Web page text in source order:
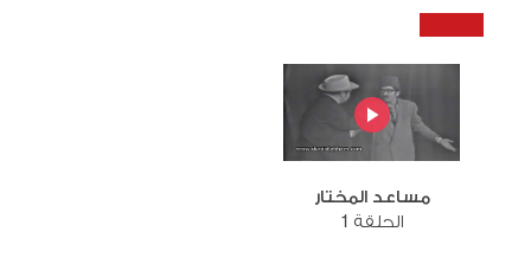
مساعد المختار
الحلقة 1